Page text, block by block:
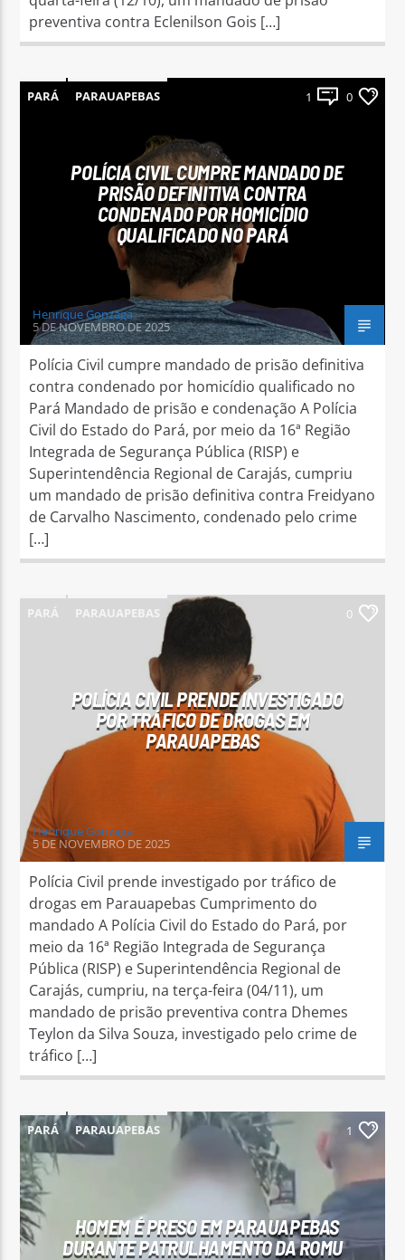
preventiva contra Eclenilson Gois […]
PARÁ PARAUAPEBAS 1 0
POLÍCIA CIVIL CUMPRE MANDADO DE
PRISÃO DEFINITIVA CONTRA
CONDENADO POR HOMICÍDIO
QUALIFICADO NO PARÁ
Henrique Gonzaga
5 DE NOVEMBRO DE 2025
Polícia Civil cumpre mandado de prisão definitiva
contra condenado por homicídio qualificado no
Pará Mandado de prisão e condenação A Polícia
Civil do Estado do Pará, por meio da 16ª Região
Integrada de Segurança Pública (RISP) e
Superintendência Regional de Carajás, cumpriu
um mandado de prisão definitiva contra Freidyano
de Carvalho Nascimento, condenado pelo crime
[…]
PARÁ PARAUAPEBAS 0
POLÍCIA CIVIL PRENDE INVESTIGADO
POR TRÁFICO DE DROGAS EM
PARAUAPEBAS
Henrique Gonzaga
5 DE NOVEMBRO DE 2025
Polícia Civil prende investigado por tráfico de
drogas em Parauapebas Cumprimento do
mandado A Polícia Civil do Estado do Pará, por
meio da 16ª Região Integrada de Segurança
Pública (RISP) e Superintendência Regional de
Carajás, cumpriu, na terça-feira (04/11), um
mandado de prisão preventiva contra Dhemes
Teylon da Silva Souza, investigado pelo crime de
tráfico […]
PARÁ PARAUAPEBAS 1
HOMEM É PRESO EM PARAUAPEBAS
DURANTE PATRULHAMENTO DA ROMU